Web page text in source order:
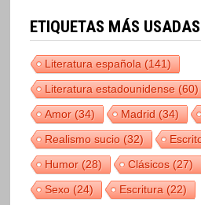
ETIQUETAS MÁS USADAS
Literatura española(141)
Literatura estadounidense(60)
Amor(34) Madrid(34)
Realismo sucio(32)
Humor(28) Clásicos(27)
Sexo(24) Escritura(22)